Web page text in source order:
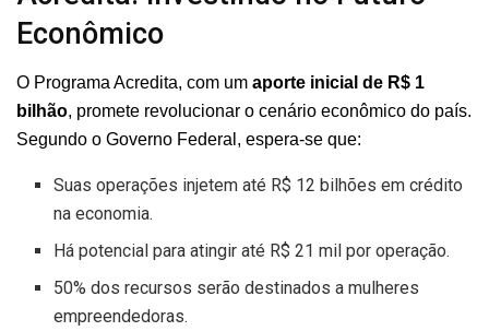
Econômico
O Programa Acredita, com um aporte inicial de R$ 1
bilhão, promete revolucionar o cenário econômico do país.
Segundo o Governo Federal, espera-se que:
Suas operações injetem até R$ 12 bilhões em crédito
na economia.
Há potencial para atingir até R$ 21 mil por operação.
50% dos recursos serão destinados a mulheres
empreendedoras.